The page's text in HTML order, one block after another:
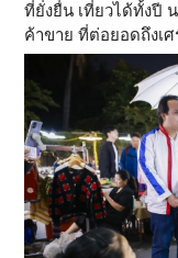
ที่ยั่งยื่น เที่ยวได้ทั้งปี
ค้าขาย ที่ต่อยอดถึงเ